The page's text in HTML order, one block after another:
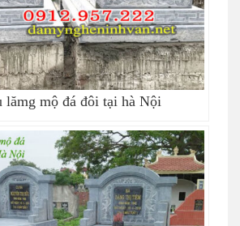
lămg mộ đá đôi tại hà Nội